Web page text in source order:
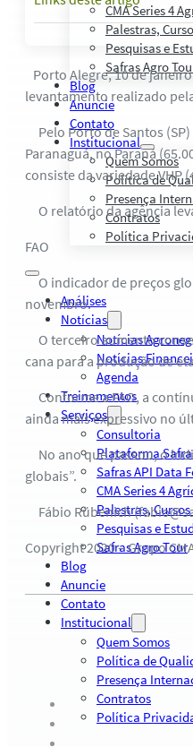
CMA Series 4
Palestras,
Pesquisas e
Safras Agro
Blog
Anuncie
Contato
Institucional
Quem Somos
Política de
Presença
Contratos
Política
Análises
Notícias
Notícias
Notícias
Agenda
Treinamentos
Serviços
Consultoria
Plataforma
Safras API Data
CMA Series 4
Palestras,
Pesquisas e
Safras Agro Tour
Blog
Anuncie
Contato
Institucional
Quem Somos
Política de
Presença
Contratos
Política
Porto Alegre, 10 de
levantamento realizado
Pelo Porto de Santos
Paranaguá, no Paraná
consiste da variedade VHP
O relatório da agência
FAO
O indicador de preços
novembro.
O terceiro aumento
cana para a produção de
Conforme a FAO, a
ainda mais expressivo no
No ano que passou, o
globais”.
Fábio Rübenich
Copyright 2020 – Grupo